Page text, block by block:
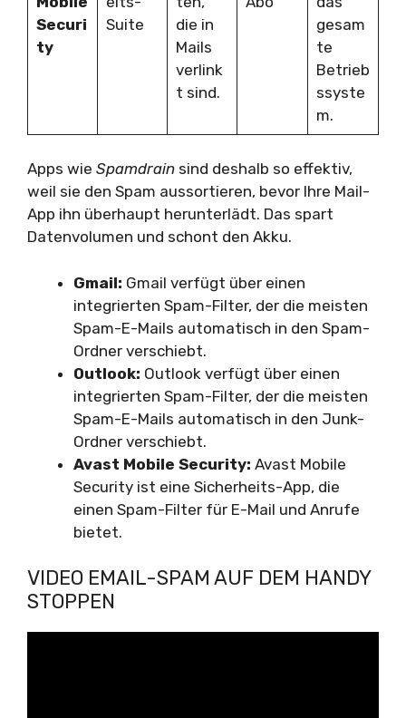
Securi
ty
Suite
die in
Mails
verlink
t sind.
gesam
te
Betrieb
ssyste
m.
Apps wie Spamdrain sind deshalb so effektiv,
weil sie den Spam aussortieren, bevor Ihre Mail-
App ihn überhaupt herunterlädt. Das spart
Datenvolumen und schont den Akku.
Gmail: Gmail verfügt über einen
integrierten Spam-Filter, der die meisten
Spam-E-Mails automatisch in den Spam-
Ordner verschiebt.
Outlook: Outlook verfügt über einen
integrierten Spam-Filter, der die meisten
Spam-E-Mails automatisch in den Junk-
Ordner verschiebt.
Avast Mobile Security: Avast Mobile
Security ist eine Sicherheits-App, die
einen Spam-Filter für E-Mail und Anrufe
bietet.
VIDEO EMAIL-SPAM AUF DEM HANDY
STOPPEN